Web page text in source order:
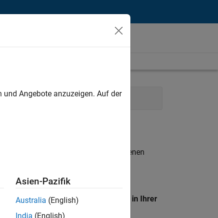
Marketing Services
. Wenn Sie noch immer keine offenen
unseres
Standort, um alle Stellenangebote in Ihrer
Angebote anzuzeigen. Auf der
Asien-Pazifik
Australia (English)
India (English)